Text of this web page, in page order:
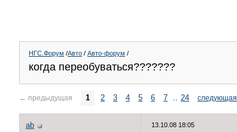
НГС.Форум /Авто / Авто-форум /
когда переобуваться???????
← предыдущая 1 2 3 4 5 6 7 .. 24 следующая
ab 13.10.08 18:05